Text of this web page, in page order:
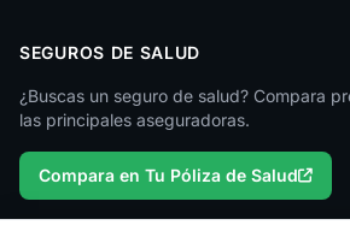
SEGUROS DE SALUD
¿Buscas un seguro de salud? Compara
las principales aseguradoras.
Compara en Tu Póliza de Salud